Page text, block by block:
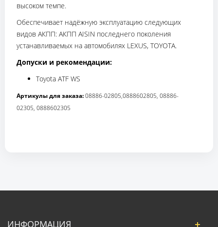
высоком темпе.
Обеспечивает надёжную эксплуатацию следующих
видов АКПП: АКПП AISIN последнего поколения
устанавливаемых на автомобилях LEXUS, TOYOTA.
Допуски и рекомендации:
Toyota ATF WS
Артикулы для заказа:08886-02805,0888602805, 08886-
02305, 0888602305
ИНФОРМАЦИЯ